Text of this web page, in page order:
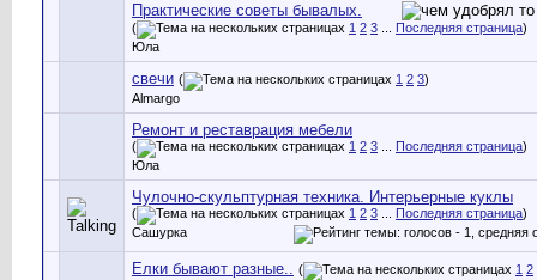
Практические советы бывалых.
( 1 2 3 Последняя страница)
Юла
свечи ( 1 2 3)
Almargo
Ремонт и реставрация мебели
( 1 2 3 Последняя страница)
Юла
Чулочно-скульптурная техника. Интерьерные куклы
( 1 2 3 Последняя страница)
Сашурка
Елки бывают разные.. ( 1 2